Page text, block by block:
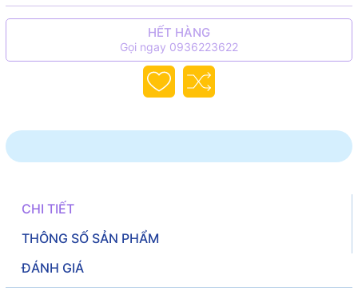
HẾT HÀNG
Gọi ngay 0936223622
CHI TIẾT
THÔNG SỐ SẢN PHẨM
ĐÁNH GIÁ